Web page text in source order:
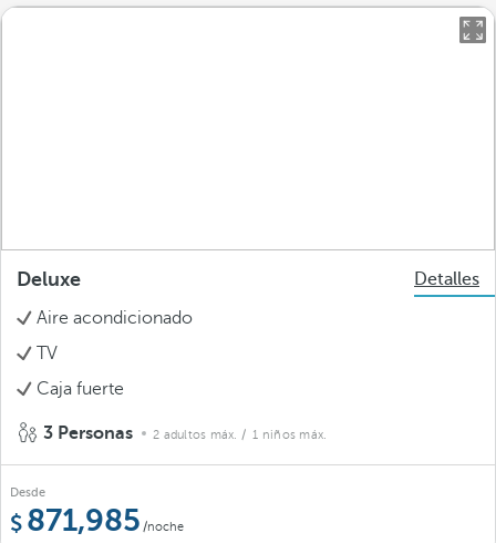
Deluxe
Detalles
Aire acondicionado
TV
Caja fuerte
3 Personas 2 adultos máx. / 1 niños máx.
Desde
871,985 /noche